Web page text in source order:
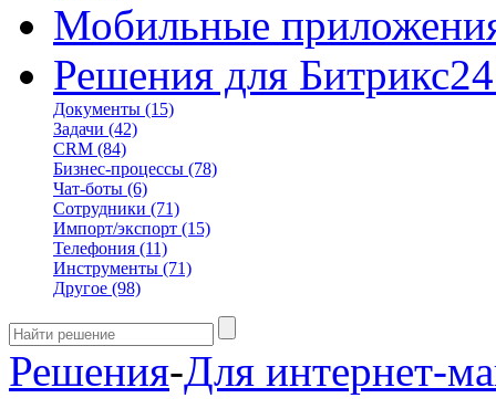
Мобильные
Решения для Битрикс24
Документы (15)
Задачи (42)
CRM (84)
Бизнес-процессы (78)
Чат-боты (6)
Сотрудники (71)
Импорт/экспорт (15)
Телефония (11)
Инструменты (71)
Другое (98)
Решения-Для интернет-